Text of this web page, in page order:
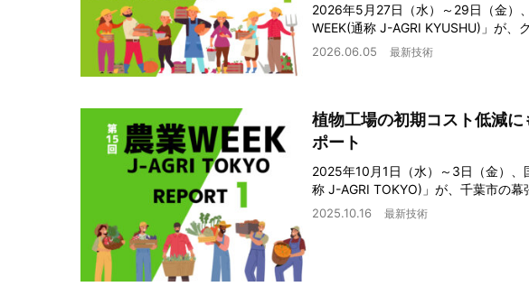
2026年5月27日（水）～29日（金）
WEEK(通称 J-AGRI KYUSHU)」が、
2026.06.05 最新技術
植物工場の初期コスト低減
ポート
2025年10月1日（水）～3日（金）、
称 J-AGRI TOKYO)」が、千葉市の
2025.10.16 最新技術